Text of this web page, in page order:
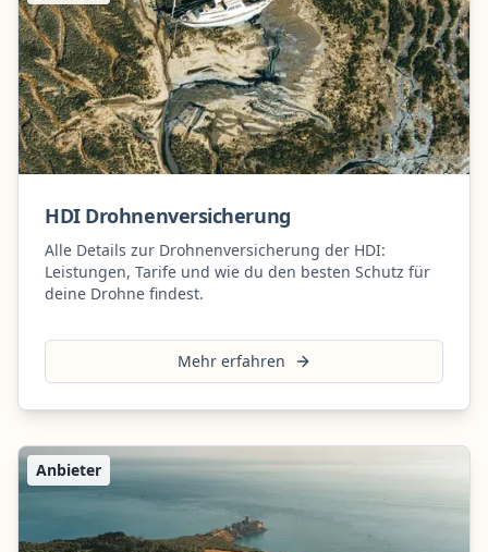
HDI Drohnenversicherung
Alle Details zur Drohnenversicherung der HDI:
Leistungen, Tarife und wie du den besten Schutz für
deine Drohne findest.
Mehr erfahren
Anbieter